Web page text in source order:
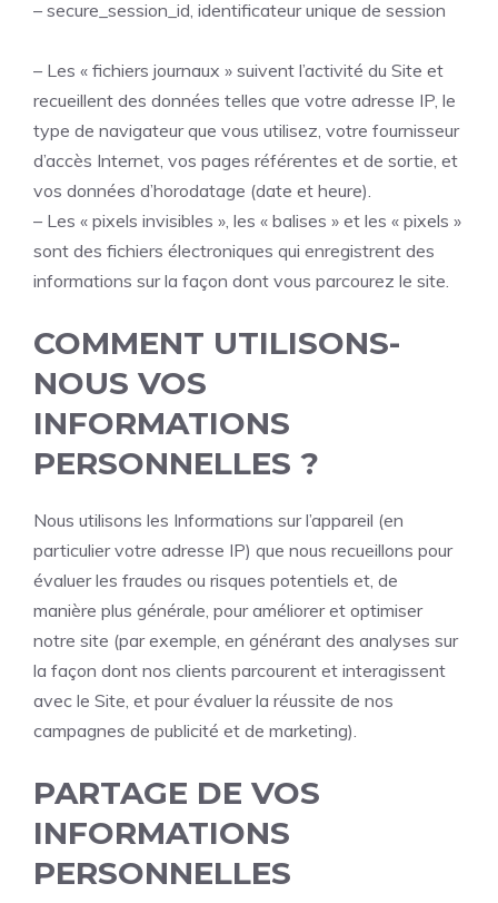
– secure_session_id, identificateur unique de session
– Les « fichiers journaux » suivent l’activité du Site et
recueillent des données telles que votre adresse IP, le
type de navigateur que vous utilisez, votre fournisseur
d’accès Internet, vos pages référentes et de sortie, et
vos données d’horodatage (date et heure).
– Les « pixels invisibles », les « balises » et les « pixels »
sont des fichiers électroniques qui enregistrent des
informations sur la façon dont vous parcourez le site.
COMMENT UTILISONS-
NOUS VOS
INFORMATIONS
PERSONNELLES ?
Nous utilisons les Informations sur l’appareil (en
particulier votre adresse IP) que nous recueillons pour
évaluer les fraudes ou risques potentiels et, de
manière plus générale, pour améliorer et optimiser
notre site (par exemple, en générant des analyses sur
la façon dont nos clients parcourent et interagissent
avec le Site, et pour évaluer la réussite de nos
campagnes de publicité et de marketing).
PARTAGE DE VOS
INFORMATIONS
PERSONNELLES